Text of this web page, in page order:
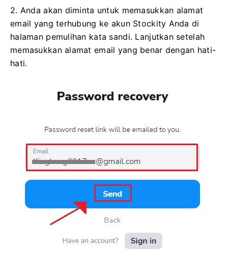
2. Anda akan diminta untuk memasukkan alamat
email yang terhubung ke akun Stockity Anda di
halaman pemulihan kata sandi. Lanjutkan setelah
memasukkan alamat email yang benar dengan hati-
hati.